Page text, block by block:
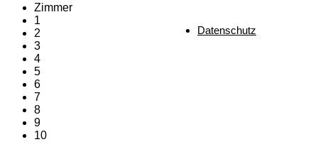
Datenschutz
Zimmer
1
2
3
4
5
6
7
8
9
10